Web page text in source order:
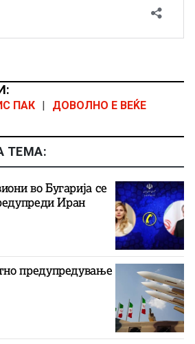
ПАК | ДОВОЛНО Е ВЕЌЕ
ТЕМА:
во Бугарија се
Иран
предупредување